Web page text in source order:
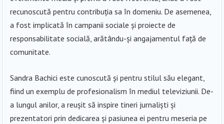
recunoscută pentru contribuția sa în domeniu. De asemenea,
a fost implicată în campanii sociale și proiecte de
responsabilitate socială, arătându-și angajamentul față de
comunitate.
Sandra Bachici este cunoscută și pentru stilul său elegant,
fiind un exemplu de profesionalism în mediul televiziunii. De-
a lungul anilor, a reușit să inspire tineri jurnaliști și
prezentatori prin dedicarea și pasiunea ei pentru meseria pe